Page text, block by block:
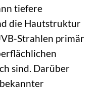
tiefere
die Hautstruktur
Strahlen primär
sind. Darüber